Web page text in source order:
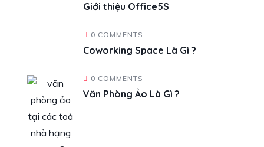
Giới thiệu Office5S
0 COMMENTS
Coworking Space Là Gì ?
0 COMMENTS
Văn Phòng Ảo Là Gì ?